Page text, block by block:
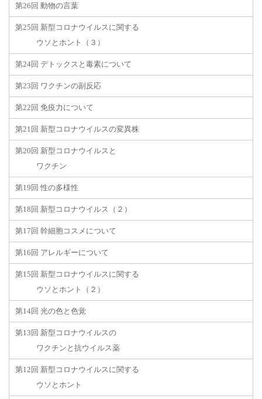
第26回 動物の言葉
第25回 新型コロナウイルスに関する
ウソとホント（３）
第24回 デトックスと毒素について
第23回 ワクチンの副反応
第22回 免疫力について
第21回 新型コロナウイルスの変異株
第20回 新型コロナウイルスと
ワクチン
第19回 性の多様性
第18回 新型コロナウイルス（２）
第17回 幹細胞コスメについて
第16回 アレルギーについて
第15回 新型コロナウイルスに関する
ウソとホント（２）
第14回 光の色と色覚
第13回 新型コロナウイルスの
ワクチンと抗ウイルス薬
第12回 新型コロナウイルスに関する
ウソとホント